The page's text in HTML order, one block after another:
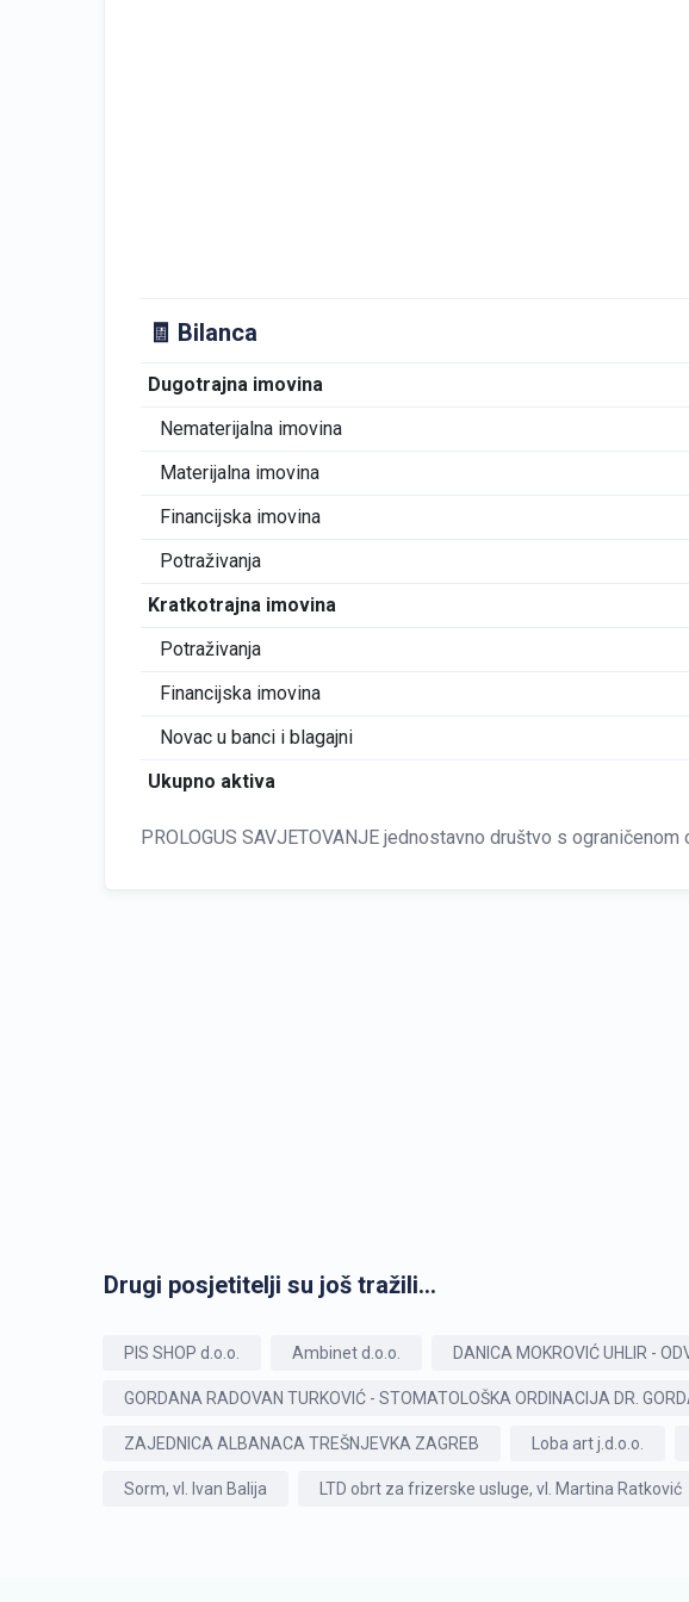
🧾 Bilanca
Dugotrajna imovina
Nematerijalna imovina
Materijalna imovina
Financijska imovina
Potraživanja
Kratkotrajna imovina
Potraživanja
Financijska imovina
Novac u banci i blagajni
Ukupno aktiva
PROLOGUS SAVJETOVANJE jednostavno društvo s
Drugi posjetitelji su još tražili...
PIS SHOP d.o.o. Ambinet d.o.o. DANICA MOKROVIĆ UHLIR -
GORDANA RADOVAN TURKOVIĆ - STOMATOLOŠKA ORDINACIJA DR.
ZAJEDNICA ALBANACA TREŠNJEVKA ZAGREB Loba art j.d.o.o.
Sorm, vl. Ivan Balija LTD obrt za frizerske usluge, vl. Martina Ratković